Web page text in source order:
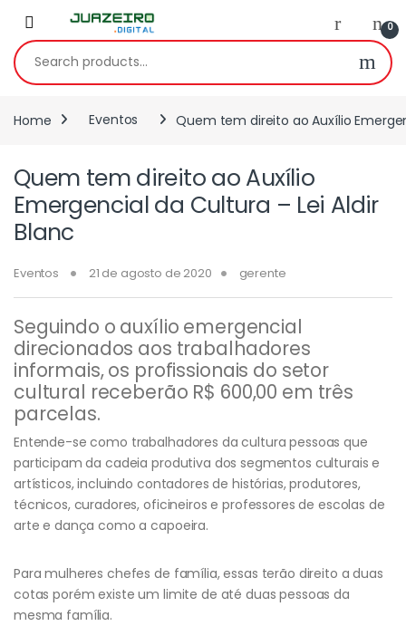
0
Home Eventos Quem tem direito ao Auxílio
Quem tem direito ao Auxílio
Emergencial da Cultura – Lei Aldir
Blanc
Eventos 21 de agosto de 2020 gerente
Seguindo o auxílio emergencial
direcionados aos trabalhadores
informais, os profissionais do setor
cultural receberão R$ 600,00 em três
parcelas.
Entende-se como trabalhadores da cultura pessoas que
participam da cadeia produtiva dos segmentos culturais e
artísticos, incluindo contadores de histórias, produtores,
técnicos, curadores, oficineiros e professores de escolas de
arte e dança como a capoeira.
Para mulheres chefes de família, essas terão direito a duas
cotas porém existe um limite de até duas pessoas da
mesma família.